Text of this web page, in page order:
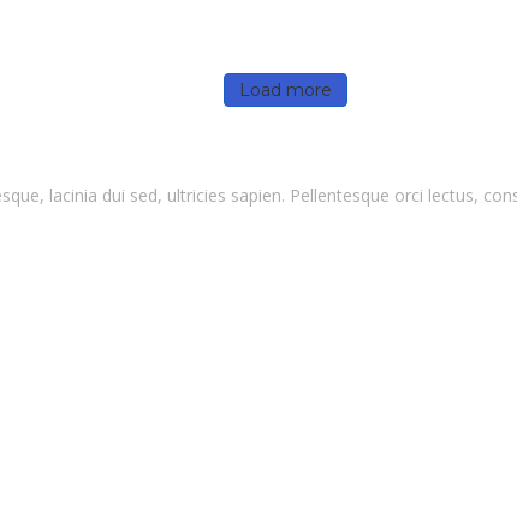
Load more
lacinia dui sed, ultricies sapien. Pellentesque orci lectus,